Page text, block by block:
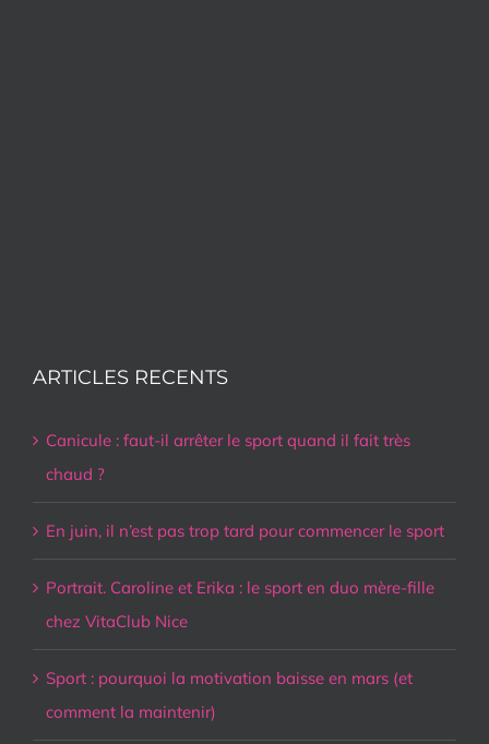
ARTICLES RECENTS
Canicule : faut-il arrêter le sport quand il fait très
chaud ?
En juin, il n’est pas trop tard pour commencer le sport
Portrait. Caroline et Erika : le sport en duo mère-fille
chez VitaClub Nice
Sport : pourquoi la motivation baisse en mars (et
comment la maintenir)